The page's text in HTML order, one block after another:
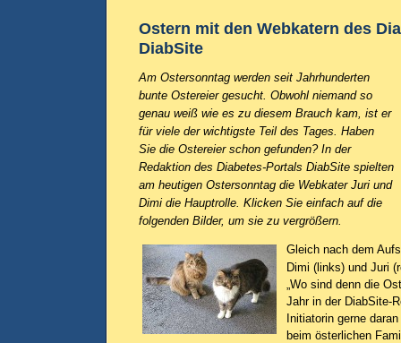
Ostern mit den Webkatern des
DiabSite
Am Ostersonntag werden seit Jahrhunderten
bunte Ostereier gesucht. Obwohl niemand so
genau weiß wie es zu diesem Brauch kam, ist er
für viele der wichtigste Teil des Tages. Haben
Sie die Ostereier schon gefunden? In der
Redaktion des Diabetes-Portals DiabSite spielten
am heutigen Ostersonntag die Webkater Juri und
Dimi die Hauptrolle. Klicken Sie einfach auf die
folgenden Bilder, um sie zu vergrößern.
Gleich nach dem
Dimi (links) und Juri
„Wo sind denn die
Jahr in der DiabSite-
Initiatorin gerne
beim österlichen